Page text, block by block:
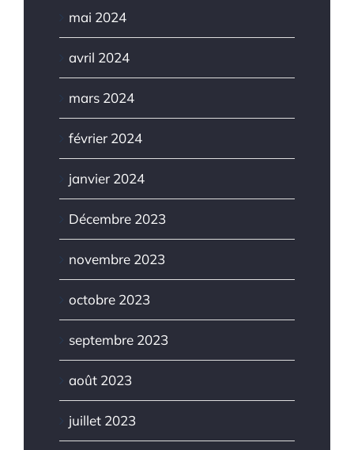
mai 2024
avril 2024
mars 2024
février 2024
janvier 2024
Décembre 2023
novembre 2023
octobre 2023
septembre 2023
août 2023
juillet 2023